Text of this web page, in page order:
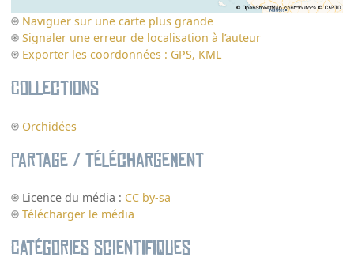
Naviguer sur une carte plus grande
Signaler une erreur de localisation à l’auteur
Exporter les coordonnées : GPS, KML
Collections
Orchidées
Partage / Téléchargement
Licence du média : CC by-sa
Télécharger le média
Catégories scientifiques